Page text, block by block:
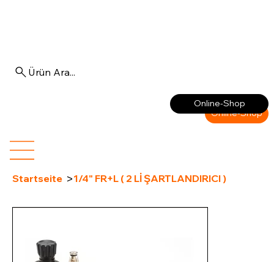
Online-Shop
Online-Shop
Ürün Ara...
Startseite >1/4" FR+L ( 2 Lİ ŞARTLANDIRICI )